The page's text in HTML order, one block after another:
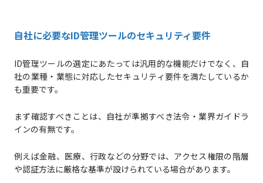
自社に必要なID管理ツールのセキュリティ要件
ID管理ツールの選定にあたっては汎用的な機能だけでなく、自
社の業種・業態に対応したセキュリティ要件を満たしているか
も重要です。
まず確認すべきことは、自社が準拠すべき法令・業界ガイドラ
インの有無です。
例えば金融、医療、行政などの分野では、アクセス権限の階層
や認証方法に厳格な基準が設けられている場合があります。